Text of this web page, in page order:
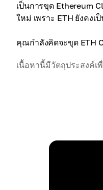
เป็นการขุด Ethereum
ใหม่ เพราะ ETH ยังคง
คุณกำลังคิดจะขุด ETH
เนื้อหานี้มีวัตถุประสงค์